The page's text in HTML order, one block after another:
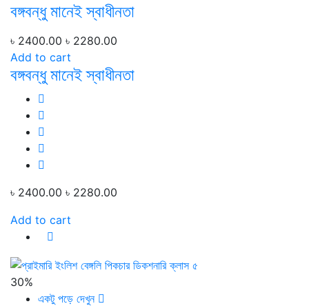
বঙ্গবন্ধু মানেই স্বাধীনতা
৳ 2400.00 ৳ 2280.00
Add to cart
বঙ্গবন্ধু মানেই স্বাধীনতা
৳ 2400.00 ৳ 2280.00
Add to cart
30%
একটু পড়ে দেখুন